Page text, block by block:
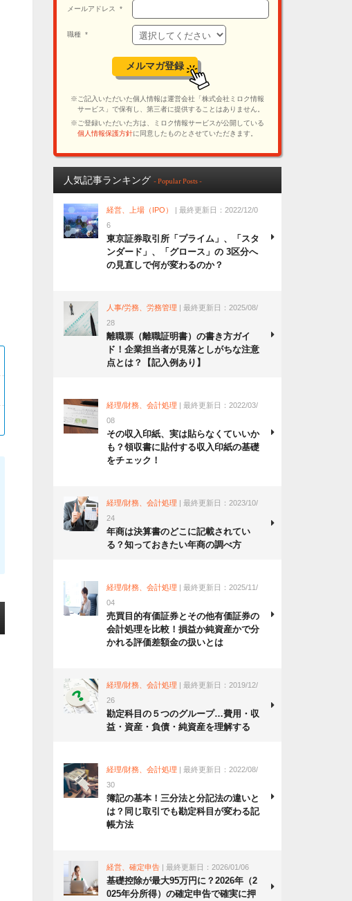
人気記事ランキング - Popular Posts -
経営、上場（IPO）
| 最終更新日：2022/12/0
6
東京証券取引所「プライム」、「スタ
ンダード」、「グロース」の 3区分へ
の見直しで何が変わるのか？
人事/労務、労務管理 | 最終更新日：2025/08/
28
離職票（離職証明書）の書き方ガイ
ド！企業担当者が見落としがちな注意
点とは？【記入例あり】
経理/財務、会計処理 | 最終更新日：2022/03/
08
その収入印紙、実は貼らなくていいか
も？領収書に貼付する収入印紙の基礎
をチェック！
経理/財務、会計処理 | 最終更新日：2023/10/
24
年商は決算書のどこに記載されてい
る？知っておきたい年商の調べ方
経理/財務、会計処理 | 最終更新日：2025/11/
04
売買目的有価証券とその他有価証券の
会計処理を比較！損益か純資産かで分
かれる評価差額金の扱いとは
経理/財務、会計処理 | 最終更新日：2019/12/
26
勘定科目の５つのグループ…費用・収
益・資産・負債・純資産を理解する
経理/財務、会計処理 | 最終更新日：2022/08/
30
簿記の基本！三分法と分記法の違いと
は？同じ取引でも勘定科目が変わる記
帳方法
経営、確定申告 | 最終更新日：2026/01/06
基礎控除が最大95万円に？2026年（2
025年分所得）の確定申告で確実に押